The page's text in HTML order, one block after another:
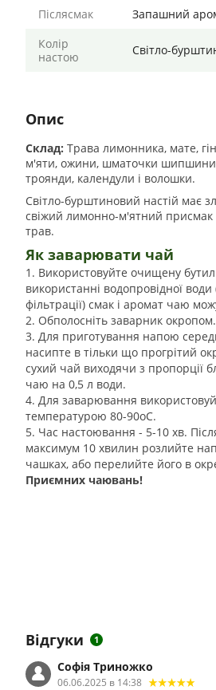
Післясмак
Запашний
Колір
настою
Світло-
Опис
Склад: Трава лимонника, мате,
м'яти, ожини, шматочки шипшини,
троянди, календули і волошки.
Світло-бурштиновий настій має
свіжий лимонно-м'ятний
трав.
Як заварювати чай
1. Використовуйте очищену
використанні водопровідної води
фільтрації) смак і аромат чаю
2. Обполосніть заварник окропом.
3. Для приготування напою
насипте в тільки що прогрітий
сухий чай виходячи з пропорції
чаю на 0,5 л води.
4. Для заварювання
температурою 80-90оС.
5. Час настоювання - 5-10 хв.
максимум 10 хвилин розлийте
чашках, або перелийте його в
Приємних чаювань!
Відгуки 1
Софія Триножко
06.06.2025 в 14:38